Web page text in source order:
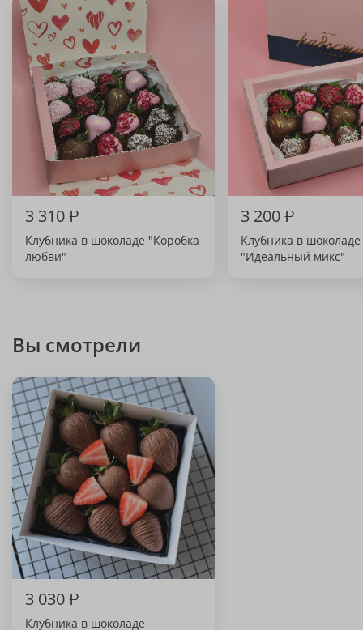
3 310₽
Клубника в шоколаде "Коробка
любви"
3 200₽
Клубника в шоколаде
"Идеальный микс"
Вы смотрели
3 030₽
Клубника в шоколаде